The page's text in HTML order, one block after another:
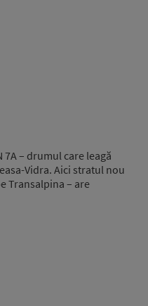
– drumul care leagă
Vidra. Aici stratul nou
Transalpina – are